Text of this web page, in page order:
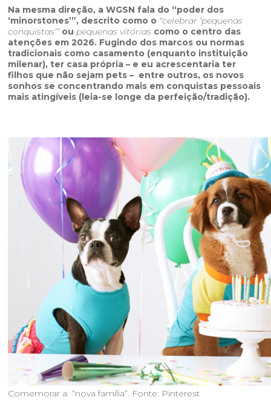
Na mesma direção, a WGSN fala do “poder dos
‘minorstones’”, descrito como o “celebrar ‘pequenas
conquistas’”ou pequenas vitórias como o centro das
atenções em 2026. Fugindo dos marcos ou normas
tradicionais como casamento (enquanto instituição
milenar), ter casa própria – e eu acrescentaria ter
filhos que não sejam pets – entre outros, os novos
sonhos se concentrando mais em conquistas pessoais
mais atingíveis (leia-se longe da perfeição/tradição).
Comemorar a “nova família”. Fonte: Pinterest